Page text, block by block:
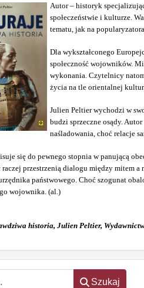
Szukaj
Autor – historyk
społeczeństwie i kulturze.
tematu, jak na
Dla wykształconego
społeczność wojowników.
wykonania. Czytelnicy
życia na tle orientalnej
Julien Peltier wychodzi w
budzi sprzeczne osądy.
naśladowania, choć relacje
się do pewnego stopnia w panującą
raczej przestrzenią dialogu między mitem
państwowego. Choć szogunat
wojownika. (al.)
historia, Julien Peltier,